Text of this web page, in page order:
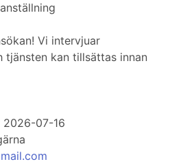
Vi intervjuar
tjänsten kan tillsättas innan
2026-07-16